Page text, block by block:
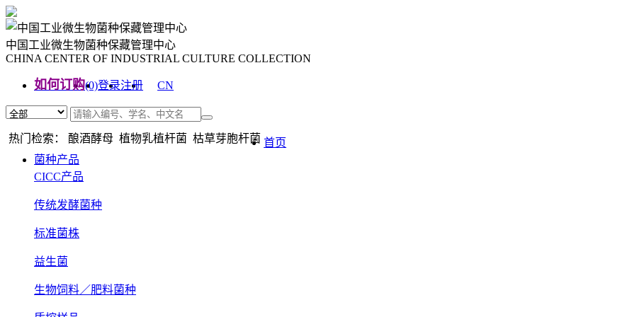
中国工业微生物菌种保藏管理中心
CHINA CENTER OF INDUSTRIAL CULTURE COLLECTION
如何订购(0)登录注册
CN
热门检索： 酿酒酵母 植物乳植杆菌 枯草芽胞杆菌 首页
菌种产品
CICC产品
传统发酵菌种
标准菌株
益生菌
生物饲料／肥料菌种